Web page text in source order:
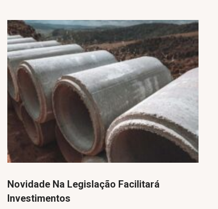
Novidade Na Legislação Facilitará
Investimentos